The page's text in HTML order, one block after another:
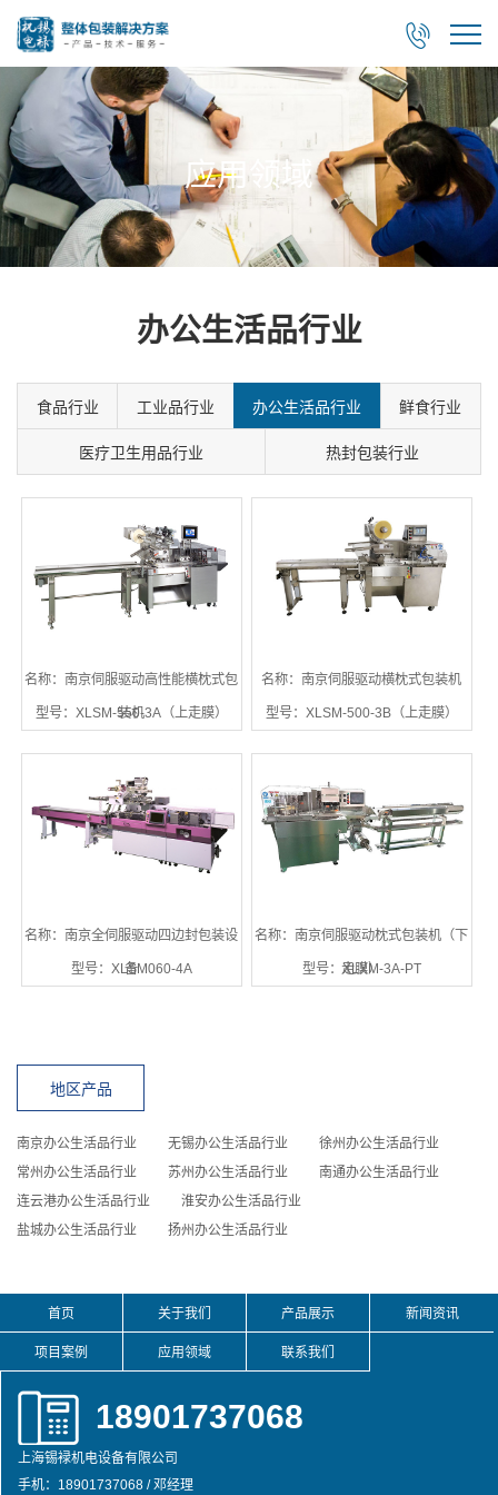

应用领域
办公生活品行业
食品行业 工业品行业 办公生活品行业 鲜食行业
医疗卫生用品行业 热封包装行业
名称：南京伺服驱动高性能横枕式包
装机
型号：XLSM-550-3A（上走膜）
名称：南京伺服驱动横枕式包装机
型号：XLSM-500-3B（上走膜）
名称：南京全伺服驱动四边封包装设
备
型号：XLSM060-4A
名称：南京伺服驱动枕式包装机（下
走膜）
型号：XLXM-3A-PT
地区产品
南京办公生活品行业 无锡办公生活品行业
徐州办公生活品行业
常州办公生活品行业
苏州办公生活品行业
南通办公生活品行业
连云港办公生活品行业
淮安办公生活品行业
盐城办公生活品行业
扬州办公生活品行业
首页 关于我们 产品展示 新闻资讯
项目案例 应用领域 联系我们
18901737068
上海锡䘵机电设备有限公司
手机：18901737068 / 邓经理